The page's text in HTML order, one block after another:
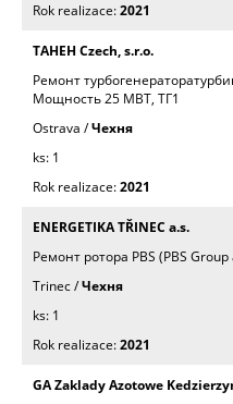
2021
TAHEH Czech, s.r.o.
Ремонт
Mощность 25 МВТ, ТГ1
Ostrava /Чехня
1
2021
ENERGETIKA TŘINEC a.s.
Ремонт роторa PBS (PBS
Trinec /Чехня
1
2021
GA Zaklady Azotowe